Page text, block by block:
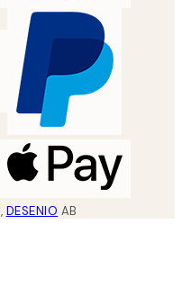
, DESENIO AB